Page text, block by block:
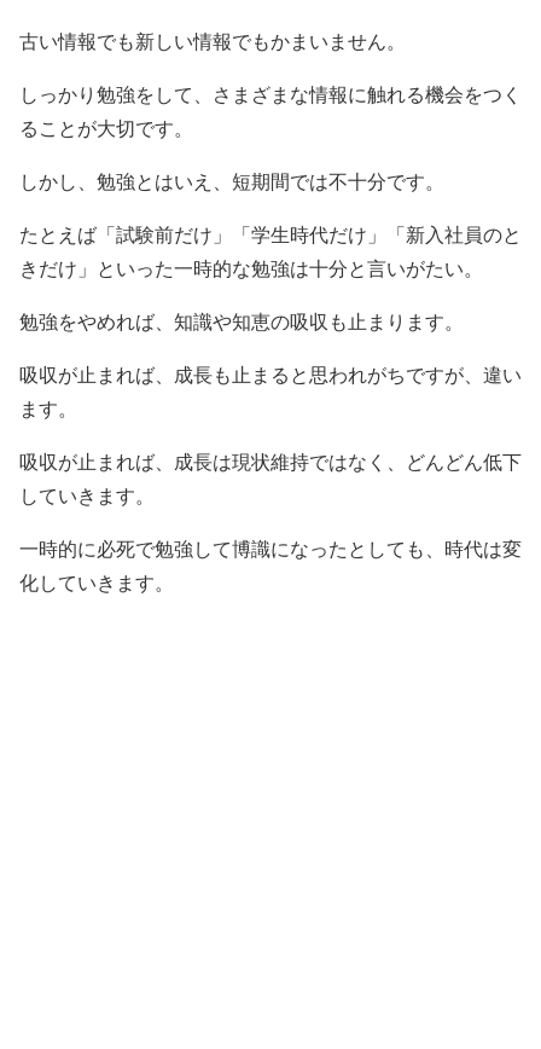
古い情報でも新しい情報でもかまいません。
しっかり勉強をして、さまざまな情報に触れる機会をつく
ることが大切です。
しかし、勉強とはいえ、短期間では不十分です。
たとえば「試験前だけ」「学生時代だけ」「新入社員のと
きだけ」といった一時的な勉強は十分と言いがたい。
勉強をやめれば、知識や知恵の吸収も止まります。
吸収が止まれば、成長も止まると思われがちですが、違い
ます。
吸収が止まれば、成長は現状維持ではなく、どんどん低下
していきます。
一時的に必死で勉強して博識になったとしても、時代は変
化していきます。